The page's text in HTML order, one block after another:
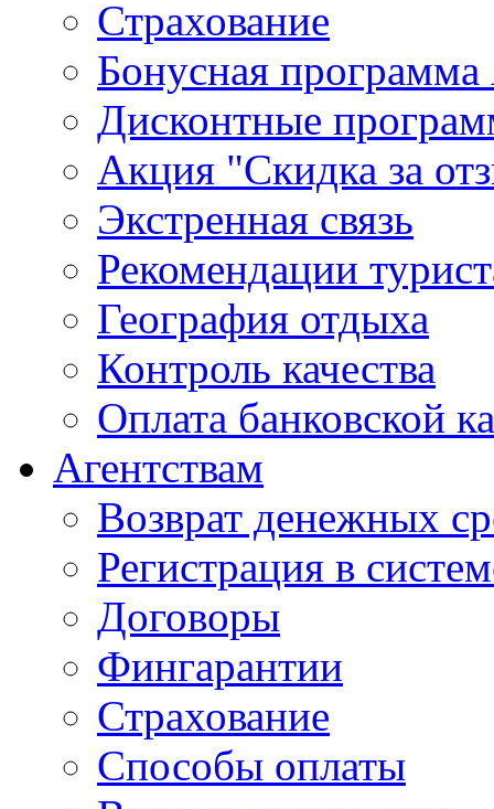
Страхование
Бонусная
Дисконтные
Акция "Скидка за
Экстренная связь
Рекомендации
География отдыха
Контроль качества
Оплата банковской
Агентствам
Возврат денежных
Регистрация в
Договоры
Фингарантии
Страхование
Способы оплаты